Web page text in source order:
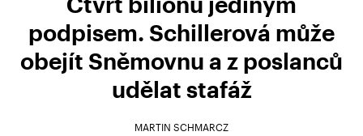
podpisem. Schillerová může
obejít Sněmovnu a z poslanců
udělat stafáž
MARTIN SCHMARCZ